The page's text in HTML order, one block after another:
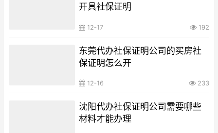
开具社保证明
12-17 192
东莞代办社保证明公司的买房社
保证明怎么开
12-16 233
沈阳代办社保证明公司需要哪些
材料才能办理